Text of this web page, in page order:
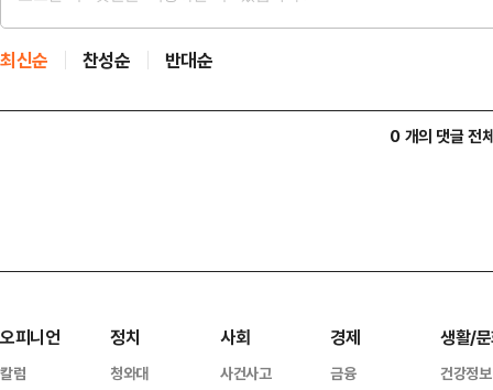
최신순 찬성순 반대순
0 개의 댓글 전
오피니언
칼럼
정치
청와대
사회
사건사고
경제
금융
생활/
건강정보